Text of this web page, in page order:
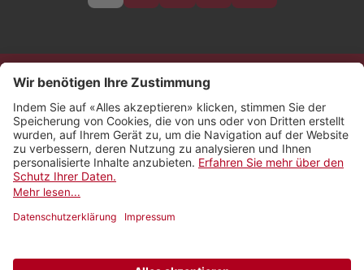
Kontakt
Impressum
Rechtliches
Netiquette